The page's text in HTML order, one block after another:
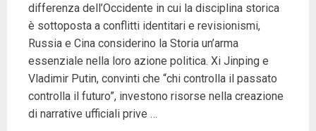
differenza dell’Occidente in cui la disciplina storica
è sottoposta a conflitti identitari e revisionismi,
Russia e Cina considerino la Storia un’arma
essenziale nella loro azione politica. Xi Jinping e
Vladimir Putin, convinti che “chi controlla il passato
controlla il futuro”, investono risorse nella creazione
di narrative ufficiali prive …